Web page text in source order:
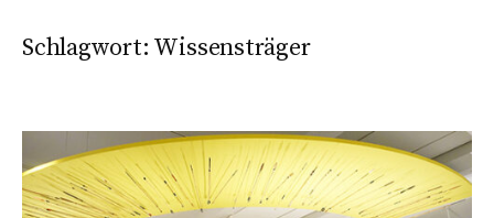
Schlagwort: Wissensträger